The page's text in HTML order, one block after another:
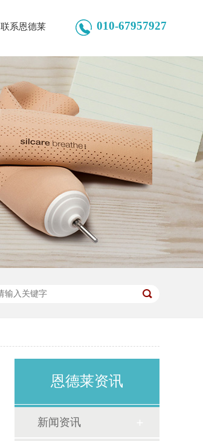
联系恩德莱 010-67957927
恩德莱资讯
新闻资讯